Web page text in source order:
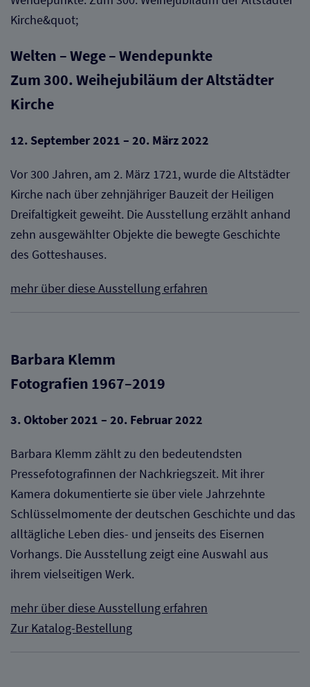
Welten – Wege – Wendepunkte
Zum 300. Weihejubiläum der Altstädter
Kirche
12. September 2021 – 20. März 2022
Vor 300 Jahren, am 2. März 1721, wurde die Altstädter
Kirche nach über zehnjähriger Bauzeit der Heiligen
Dreifaltigkeit geweiht. Die Ausstellung erzählt anhand
zehn ausgewählter Objekte die bewegte Geschichte
des Gotteshauses.
mehr über diese Ausstellung erfahren
Barbara Klemm
Fotografien 1967–2019
3. Oktober 2021 – 20. Februar 2022
Barbara Klemm zählt zu den bedeutendsten
Pressefotografinnen der Nachkriegszeit. Mit ihrer
Kamera dokumentierte sie über viele Jahrzehnte
Schlüsselmomente der deutschen Geschichte und das
alltägliche Leben dies- und jenseits des Eisernen
Vorhangs. Die Ausstellung zeigt eine Auswahl aus
ihrem vielseitigen Werk.
mehr über diese Ausstellung erfahren
Zur Katalog-Bestellung